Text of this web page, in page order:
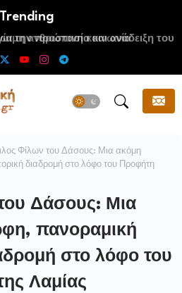
Trending
την προστασία και ανάδειξη του
Φίλων του Δάσους: Μια ακόμη
διαδρομή στο λόφο του Προφήτη
Δάσους: Μια
πανοραμική
στο λόφο του
Λαμίας